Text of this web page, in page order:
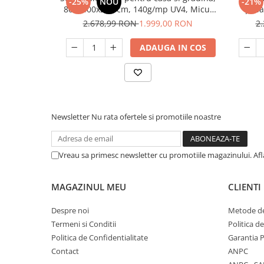
Unelte Gradinarit
Ventilatoare & Sisteme Racire
Aparate de aer conditionat
800x400x250 cm, 140g/mp UV4, Micul
Fermier GF-2405-S001-G01
2.678,99 RON1.999,00 RON
ADAUGA IN COS
Newsletter Nu rata ofertele si promotiile noastre
Vreau sa primesc newsletter cu promotiile magazinului.
MAGAZINUL MEU
Despre noi
Termeni si Conditii
Politica de Confidentialitate
Contact
CLIENTI
Metode
Politica
Garantia
ANPC